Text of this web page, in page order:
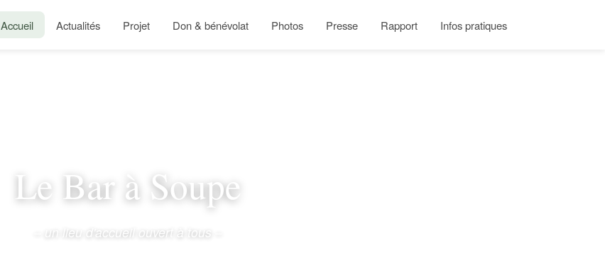
Accueil Actualités Projet Don & bénévolat Photos Presse Rapport Infos pratiques
Le Bar à Soupe
– un lieu d'accueil ouvert à tous –